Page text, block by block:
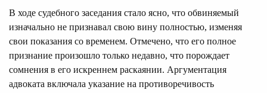
В ходе судебного заседания стало ясно, что обвиняемый
изначально не признавал свою вину полностью, изменяя
свои показания со временем. Отмечено, что его полное
признание произошло только недавно, что порождает
сомнения в его искреннем раскаянии. Аргументация
адвоката включала указание на противоречивость